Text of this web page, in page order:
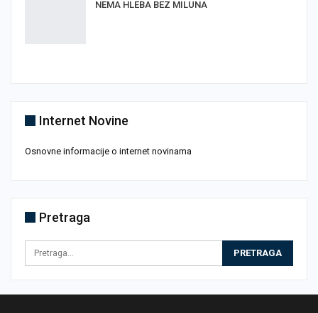
NEMA HLEBA BEZ MILUNA
Internet Novine
Osnovne informacije o internet novinama
Pretraga